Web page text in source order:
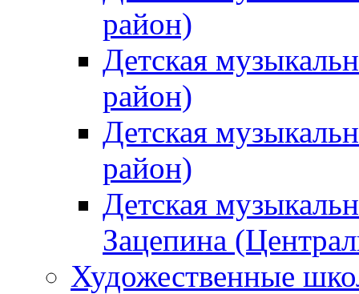
район)
Детская
район)
Детская
район)
Детская
Зацепина
Художественные